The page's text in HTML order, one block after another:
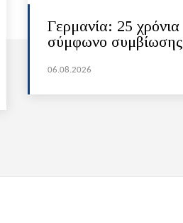
Γερμανία: 25 χρόνια
σύμφωνο συμβίωσης
06.08.2026